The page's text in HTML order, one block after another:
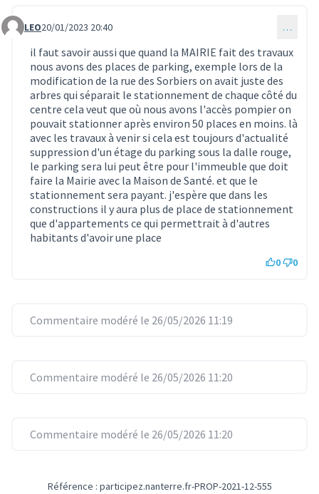
Commentaire 743
LEO20/01/2023 20:40 …
il faut savoir aussi que quand la MAIRIE fait des travaux
nous avons des places de parking, exemple lors de la
modification de la rue des Sorbiers on avait juste des
arbres qui séparait le stationnement de chaque côté du
centre cela veut que où nous avons l'accès pompier on
pouvait stationner après environ 50 places en moins. là
avec les travaux à venir si cela est toujours d'actualité
suppression d'un étage du parking sous la dalle rouge,
le parking sera lui peut être pour l'immeuble que doit
faire la Mairie avec la Maison de Santé. et que le
stationnement sera payant. j'espère que dans les
constructions il y aura plus de place de stationnement
que d'appartements ce qui permettrait à d'autres
habitants d'avoir une place
0 0
Commentaire modéré le 26/05/2026 11:19
Commentaire modéré le 26/05/2026 11:20
Commentaire modéré le 26/05/2026 11:20
Référence : participez.nanterre.fr-PROP-2021-12-555